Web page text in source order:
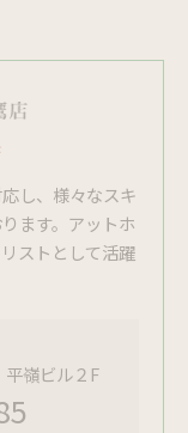
し、様々なスキ
ます。アットホ
ストとして活躍
嶺ビル２F